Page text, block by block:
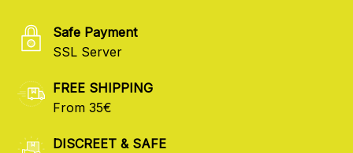
Safe Payment
SSL Server
FREE SHIPPING
From 35€
DISCREET & SAFE